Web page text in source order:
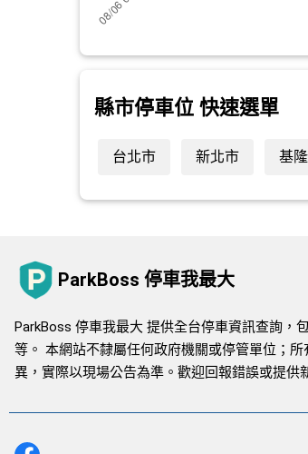
縣市停車位 快速選單
台北市 新北市 基
ParkBoss 停車我最大
ParkBoss 停車我最大 提供全台停車資訊查詢，
等。 本網站不隸屬任何政府機關或停管單位；
異，實際以現場公告為準。歡迎回報錯誤或提供